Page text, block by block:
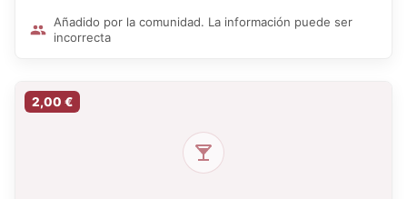
Añadido por la comunidad. La información puede ser
incorrecta
2,00 €